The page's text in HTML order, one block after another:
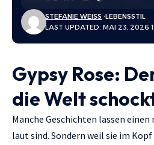
LAST UPDATED: MAI 23, 2026
STEFANIE WEISS LEBENSSTIL
Gypsy Rose:
die Welt
Manche Geschichten lassen
laut sind. Sondern weil sie im